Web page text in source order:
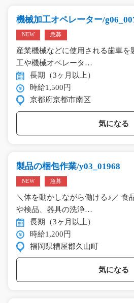
機械加工オペレーター/
NEW 急募
産業機械などに使用される歯車を
工や機械オペレータ…
長期（3ヶ月以上）
時給1,500円
京都府京都市南区
気になる
製品の梱包作業/y03_01968
NEW 急募
＼体を動かしながら働ける♪／ 食
や検品、器具の洗浄…
長期（3ヶ月以上）
時給1,200円
福岡県糟屋郡久山町
気になる